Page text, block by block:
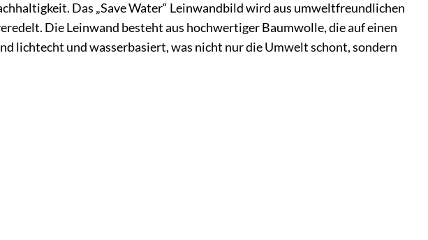
Das „Save Water“ Leinwandbild wird aus umweltfreundlichen
Die Leinwand besteht aus hochwertiger Baumwolle, die auf einen
lichtecht und wasserbasiert, was nicht nur die Umwelt schont, sondern